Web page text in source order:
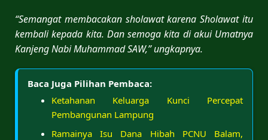
“Semangat membacakan sholawat karena Sholawat itu
kembali kepada kita. Dan semoga kita di akui Umatnya
Kanjeng Nabi Muhammad SAW,” ungkapnya.
Baca Juga Pilihan Pembaca:
Ketahanan Keluarga Kunci Percepat
Pembangunan Lampung
Ramainya Isu Dana Hibah PCNU Balam,